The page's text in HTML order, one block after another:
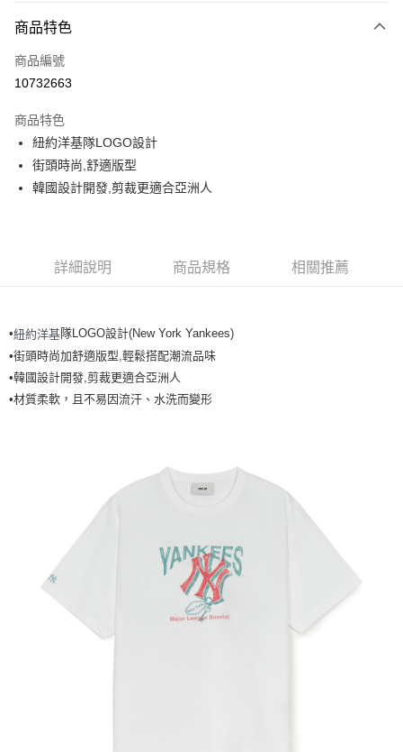
信用卡一次付款
超商取貨付款
Apple Pay
街口支付
全家取貨付款<未取貨列黑名單/不支援離島取退>
全家取貨<不支援離島取退>
每筆NT$60，滿NT$499(含以上)免運費
7-11取貨付款<未取貨列黑名單/不支援離島取退>
每筆NT$60，滿NT$499(含以上)免運費
宅配滿699免運
每筆NT$80，滿NT$699(含以上)免運費
商品特色
商品編號
10732663
商品特色
紐約洋基隊LOGO設計
街頭時尚,舒適版型
韓國設計開發,剪裁更適合亞洲人
詳細說明 商品規格 相關推薦
•紐約洋基隊LOGO設計(New York Yankees)
•街頭時尚加舒適版型,輕鬆搭配潮流品味
•韓國設計開發,剪裁更適合亞洲人
•材質柔軟，且不易因流汗、水洗而變形